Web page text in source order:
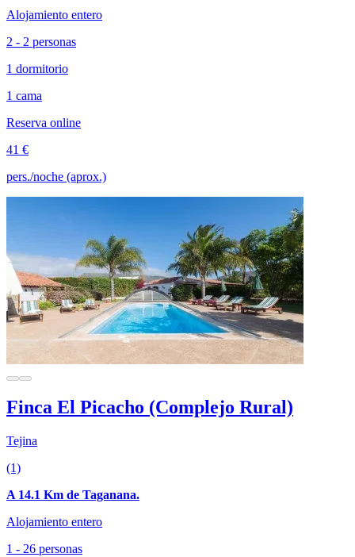
Alojamiento entero
2 - 2 personas
1 dormitorio
1 cama
Reserva online
41 €
pers./noche (aprox.)
Finca El Picacho (Complejo Rural)
Tejina
(1)
A 14.1 Km de Taganana.
Alojamiento entero
1 - 26 personas